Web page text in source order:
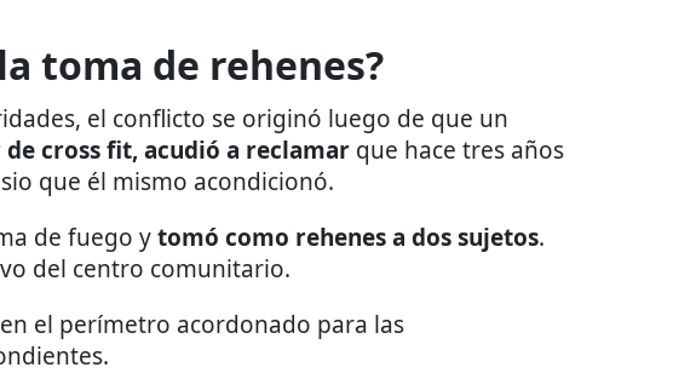
toma de rehenes?
el conflicto se originó luego de que un
cross fit, acudió a reclamar que hace tres años
que él mismo acondicionó.
de fuego ytomó como rehenes a dos sujetos.
del centro comunitario.
el perímetro acordonado para las